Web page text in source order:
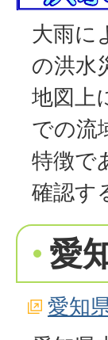
大雨に
の洪水
地図上
での流
特徴で
確認す
愛
愛知